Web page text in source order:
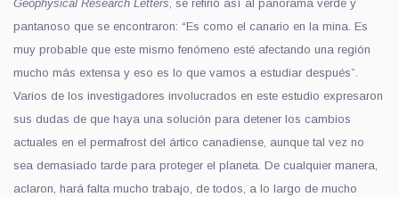
Geophysical Research Letters, se refirió así al panorama verde y
pantanoso que se encontraron: “Es como el canario en la mina. Es
muy probable que este mismo fenómeno esté afectando una región
mucho más extensa y eso es lo que vamos a estudiar después”.
Varios de los investigadores involucrados en este estudio expresaron
sus dudas de que haya una solución para detener los cambios
actuales en el permafrost del ártico canadiense, aunque tal vez no
sea demasiado tarde para proteger el planeta. De cualquier manera,
aclaron, hará falta mucho trabajo, de todos, a lo largo de mucho